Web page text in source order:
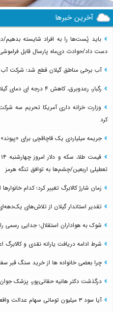
آخرین خبرها
باید پُست‌ها را به افراد شایسته بدهیم/
دست داد/حوادث دی‌ماه پارسال قابل
آب برخی مناطق گیلان قطع شد؛ شرکت آب
رگبار، رعدوبرق، کاهش ۴ درجه ای دمای گیلان و مواج شدن دریای کاسپین از پنجشنبه
وزارت خزانه داری آمریکا تحریم سه
کرد
جریمه میلیاردی یک قاچاقچی برای
تعطیلی اربعین/چشم‌ها به توافق تنگه هرمز
زمان شارژ کالابرگ تغییر کرد؛ کدام
تقدیر استاندار گیلان از تلاش‌های
شوک به هواداران استقلال؛ جدایی رسمی
شرط ادامه دریافت یارانه نقدی و کالابرگ
چرا بعضی خانواده ها از خرید سنگ قبر
درگذشت دکتر هانیه حقانی‌پور، پزشک
آیا سود ۳ میلیون تومانی سهام عدالت واقعی است؟